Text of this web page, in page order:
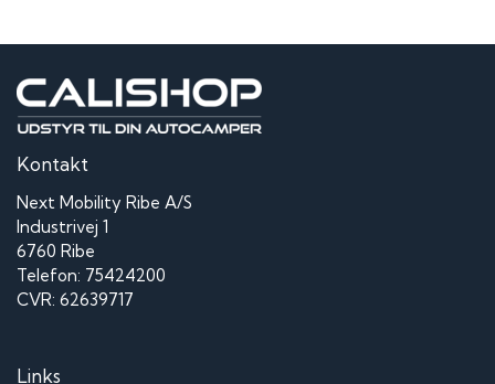
Kontakt
Next Mobility Ribe A/S
Industrivej 1
6760 Ribe
Telefon: 75424200
CVR: 62639717
Links